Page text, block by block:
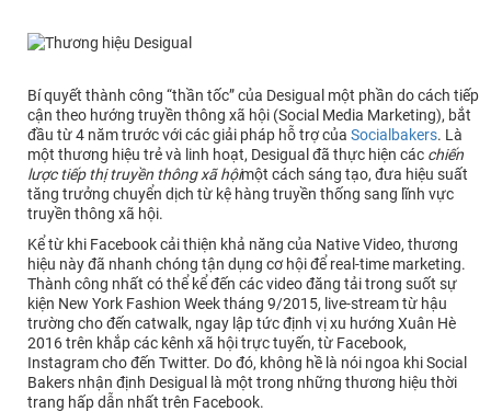
Bí quyết thành công “thần tốc” của Desigual một phần do cách tiếp
cận theo hướng truyền thông xã hội (Social Media Marketing), bắt
đầu từ 4 năm trước với các giải pháp hỗ trợ của Socialbakers. Là
một thương hiệu trẻ và linh hoạt, Desigual đã thực hiện các chiến
lược tiếp thị truyền thông xã hộimột cách sáng tạo, đưa hiệu suất
tăng trưởng chuyển dịch từ kệ hàng truyền thống sang lĩnh vực
truyền thông xã hội.
Kể từ khi Facebook cải thiện khả năng của Native Video, thương
hiệu này đã nhanh chóng tận dụng cơ hội để real-time marketing.
Thành công nhất có thể kể đến các video đăng tải trong suốt sự
kiện New York Fashion Week tháng 9/2015, live-stream từ hậu
trường cho đến catwalk, ngay lập tức định vị xu hướng Xuân Hè
2016 trên khắp các kênh xã hội trực tuyến, từ Facebook,
Instagram cho đến Twitter. Do đó, không hề là nói ngoa khi Social
Bakers nhận định Desigual là một trong những thương hiệu thời
trang hấp dẫn nhất trên Facebook.